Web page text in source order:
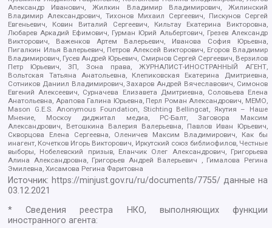
Александр Иванович, Жилкин Владимир Владимирович, Жилинский
Владимир Александрович, Тихонов Михаил Сергеевич, Пискунов Сергей
Евгеньевич, Ковин Виталий Сергеевич, Кильтау Екатерина Викторовна,
Любарев Аркадий Ефимович, Гурман Юрий Альбертович, Грезев Александр
Викторович, Важенков Артем Валерьевич, Иванова София Юрьевна,
Пигалкин Илья Валерьевич, Петров Алексей Викторович, Егоров Владимир
Владимирович, Гусев Андрей Юрьевич, Смирнов Сергей Сергеевич, Верзилов
Петр Юрьевич, ЗП, Зона права, ЖУРНАЛИСТ-ИНОСТРАННЫЙ АГЕНТ,
Вольтская Татьяна Анатольевна, Клепиковская Екатерина Дмитриевна,
Сотников Даниил Владимирович, Захаров Андрей Вячеславович, Симонов
Евгений Алексеевич, Сурначева Елизавета Дмитриевна, Соловьева Елена
Анатольевна, Арапова Галина Юрьевна, Перл Роман Александрович, МЕМО,
Mason G.E.S. Anonymous Foundation, Stichting Bellingcat, Якутия – Наше
Мнение, Москоу диджитал медиа, РС-Балт, Заговора Максим
Александрович, Ветошкина Валерия Валерьевна, Павлов Иван Юрьевич,
Скворцова Елена Сергеевна, Оленичев Максим Владимирович, Как бы
инагент, Кочетков Игорь Викторович, Иркутский союз библиофилов, Честные
выборы, Нобелевский призыв, Еланчик Олег Александрович, Григорьева
Алина Александровна, Григорьев Андрей Валерьевич , Гималова Регина
Эмилевна, Хисамова Регина Фаритовна
Источник: https://minjust.gov.ru/ru/documents/7755/ данные на
03.12.2021
* Сведения реестра НКО, выполняющих функции
иностранного агента: